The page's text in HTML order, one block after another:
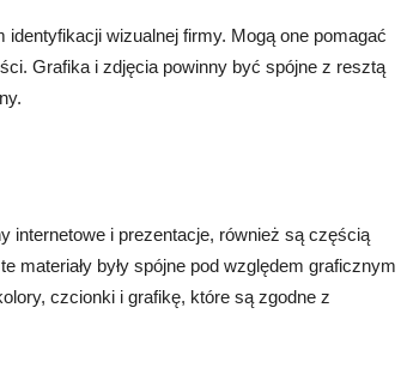
wizualnej firmy. Mogą one pomagać
Grafika i zdjęcia powinny być spójne z resztą
internetowe i prezentacje, również są częścią
materiały były spójne pod względem graficznym
czcionki i grafikę, które są zgodne z